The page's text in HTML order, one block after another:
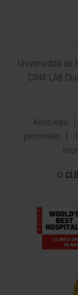
Universidad de
CIMA LAB
Aviso legal
personales
©